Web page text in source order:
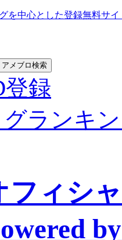
アメブロ検索
録
ランキ
フィシ